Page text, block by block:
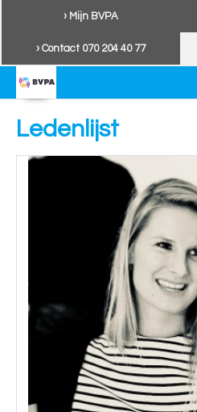
› Mijn BVPA
› Contact 070 204 40 77
Ledenlijst